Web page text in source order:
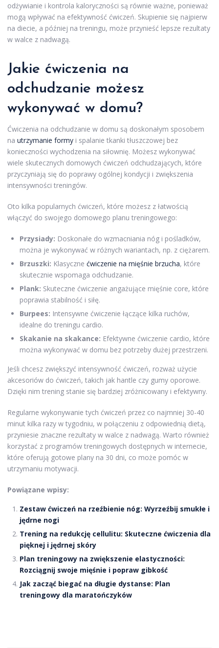
odżywianie i kontrola kaloryczności są równie ważne, ponieważ
mogą wpływać na efektywność ćwiczeń. Skupienie się najpierw
na diecie, a później na treningu, może przynieść lepsze rezultaty
w walce z nadwagą.
Jakie ćwiczenia na
odchudzanie możesz
wykonywać w domu?
Ćwiczenia na odchudzanie w domu są doskonałym sposobem
na utrzymanie formy i spalanie tkanki tłuszczowej bez
konieczności wychodzenia na siłownię. Możesz wykonywać
wiele skutecznych domowych ćwiczeń odchudzających, które
przyczyniają się do poprawy ogólnej kondycji i zwiększenia
intensywności treningów.
Oto kilka popularnych ćwiczeń, które możesz z łatwością
włączyć do swojego domowego planu treningowego:
Przysiady: Doskonałe do wzmacniania nóg i pośladków,
można je wykonywać w różnych wariantach, np. z ciężarem.
Brzuszki: Klasyczne ćwiczenie na mięśnie brzucha, które
skutecznie wspomaga odchudzanie.
Plank: Skuteczne ćwiczenie angażujące mięśnie core, które
poprawia stabilność i siłę.
Burpees: Intensywne ćwiczenie łączące kilka ruchów,
idealne do treningu cardio.
Skakanie na skakance: Efektywne ćwiczenie cardio, które
można wykonywać w domu bez potrzeby dużej przestrzeni.
Jeśli chcesz zwiększyć intensywność ćwiczeń, rozważ użycie
akcesoriów do ćwiczeń, takich jak hantle czy gumy oporowe.
Dzięki nim trening stanie się bardziej zróżnicowany i efektywny.
Regularne wykonywanie tych ćwiczeń przez co najmniej 30-40
minut kilka razy w tygodniu, w połączeniu z odpowiednią dietą,
przyniesie znaczne rezultaty w walce z nadwagą. Warto również
korzystać z programów treningowych dostępnych w internecie,
które oferują gotowe plany na 30 dni, co może pomóc w
utrzymaniu motywacji.
Powiązane wpisy:
Zestaw ćwiczeń na rzeźbienie nóg: Wyrzeźbij smukłe i
jędrne nogi
Trening na redukcję cellulitu: Skuteczne ćwiczenia dla
pięknej i jędrnej skóry
Plan treningowy na zwiększenie elastyczności:
Rozciągnij swoje mięśnie i popraw gibkość
Jak zacząć biegać na długie dystanse: Plan
treningowy dla maratończyków